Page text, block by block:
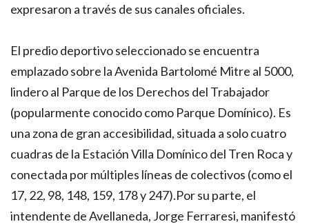
expresaron a través de sus canales oficiales.
El predio deportivo seleccionado se encuentra
emplazado sobre la Avenida Bartolomé Mitre al 5000,
lindero al Parque de los Derechos del Trabajador
(popularmente conocido como Parque Domínico). Es
una zona de gran accesibilidad, situada a solo cuatro
cuadras de la Estación Villa Domínico del Tren Roca y
conectada por múltiples líneas de colectivos (como el
17, 22, 98, 148, 159, 178 y 247).Por su parte, el
intendente de Avellaneda, Jorge Ferraresi, manifestó